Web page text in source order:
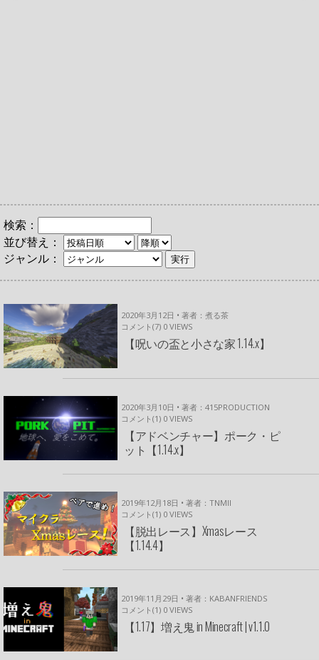
検索：
並び替え：
ジャンル：
2020年3月12日 • 著者：煮る茶
コメント(7) 0 VIEWS
【呪いの盃と小さな家 1.14.x】
2020年3月10日 • 著者：415PRODUCTION
コメント(1) 0 VIEWS
【アドベンチャー】ポーク・ピ
ット【1.14.x】
2019年12月18日 • 著者：TNMII
コメント(1) 0 VIEWS
【脱出レース】Xmasレース
【1.14.4】
2019年11月29日 • 著者：KABANFRIENDS
コメント(1) 0 VIEWS
【1.17】増え鬼 in Minecraft | v1.1.0